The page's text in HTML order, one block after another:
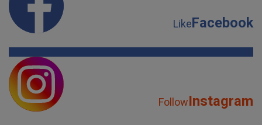
LikeFacebook
FollowInstagram